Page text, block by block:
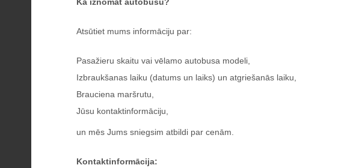
Atsūtiet mums informāciju par:
Pasažieru skaitu vai vēlamo autobusa modeli,
Izbraukšanas laiku (datums un laiks) un atgriešanās laiku,
Brauciena maršrutu,
Jūsu kontaktinformāciju,
un mēs Jums sniegsim atbildi par cenām.
Kontaktinformācija: